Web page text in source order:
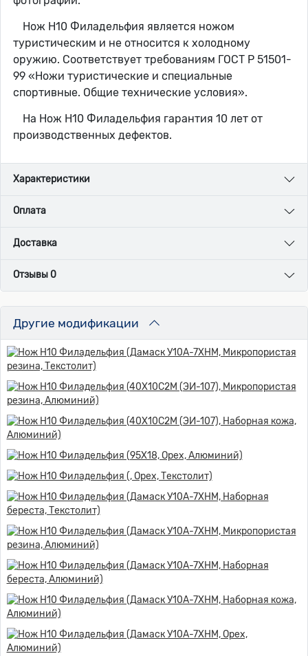
Нож Н10 Филадельфия является ножом
туристическим и не относится к холодному
оружию. Соответствует требованиям ГОСТ Р 51501-
99 «Ножи туристические и специальные
спортивные. Общие технические условия».
На Нож Н10 Филадельфия гарантия 10 лет от
производственных дефектов.
Характеристики
Оплата
Доставка
Отзывы 0
Другие модификации